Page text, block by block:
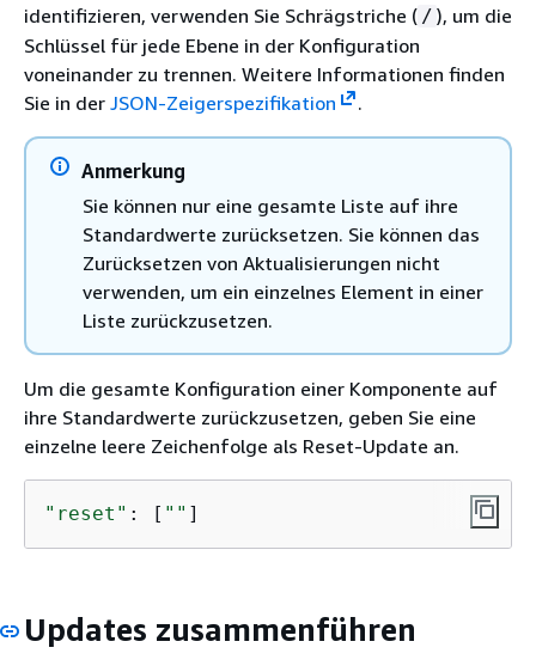
identifizieren, verwenden Sie Schrägstriche ( / ), um die
Schlüssel für jede Ebene in der Konfiguration
voneinander zu trennen. Weitere Informationen finden
Sie in der JSON-Zeigerspezifikation .
Anmerkung
Sie können nur eine gesamte Liste auf ihre
Standardwerte zurücksetzen. Sie können das
Zurücksetzen von Aktualisierungen nicht
verwenden, um ein einzelnes Element in einer
Liste zurückzusetzen.
Um die gesamte Konfiguration einer Komponente auf
ihre Standardwerte zurückzusetzen, geben Sie eine
einzelne leere Zeichenfolge als Reset-Update an.
"reset" : [ "" ]
Updates zusammenführen